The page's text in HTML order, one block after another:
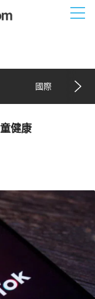
國際
健康